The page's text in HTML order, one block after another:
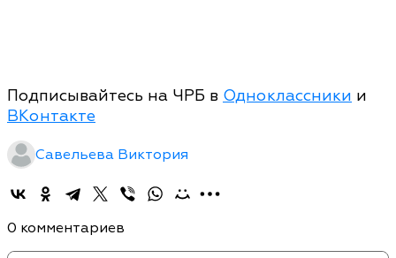
Подписывайтесь на ЧРБ в Одноклассники и
ВКонтакте
Савельева Виктория
0 комментариев